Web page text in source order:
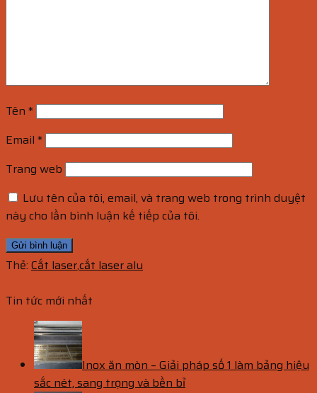
Tên *
Email *
Trang web
Lưu tên của tôi, email, và trang web trong trình duyệt
này cho lần bình luận kế tiếp của tôi.
Thẻ: Cắt laser,cắt laser alu
Tin tức mới nhất
Inox ăn mòn – Giải pháp số 1 làm bảng hiệu
sắc nét, sang trọng và bền bỉ